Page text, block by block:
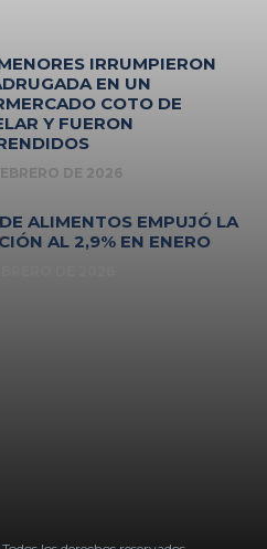
IRRUMPIERON
EN UN
COTO DE
Y FUERON
DE 2026
ALIMENTOS EMPUJÓ LA
AL 2,9% EN ENERO